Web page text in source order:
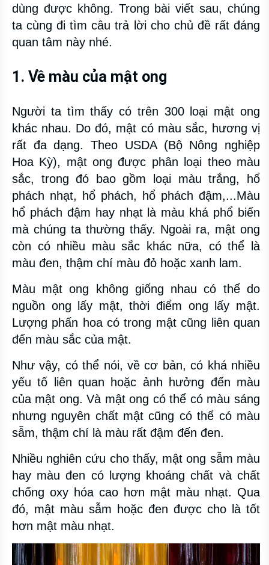
dùng được không. Trong bài viết sau, chúng
ta cùng đi tìm câu trả lời cho chủ đề rất đáng
quan tâm này nhé.
1. Về màu của mật ong
Người ta tìm thấy có trên 300 loại mật ong
khác nhau. Do đó, mật có màu sắc, hương vị
rất đa dạng. Theo USDA (Bộ Nông nghiệp
Hoa Kỳ), mật ong được phân loại theo màu
sắc, trong đó bao gồm loại màu trắng, hổ
phách nhạt, hổ phách, hổ phách đậm,...Màu
hổ phách đậm hay nhạt là màu khá phổ biến
mà chúng ta thường thấy. Ngoài ra, mật ong
còn có nhiều màu sắc khác nữa, có thể là
màu đen, thậm chí màu đỏ hoặc xanh lam.
Màu mật ong không giống nhau có thể do
nguồn ong lấy mật, thời điểm ong lấy mật.
Lượng phấn hoa có trong mật cũng liên quan
đến màu sắc của mật.
Như vậy, có thể nói, về cơ bản, có khá nhiều
yếu tố liên quan hoặc ảnh hưởng đến màu
của mật ong. Và mật ong có thể có màu sáng
nhưng nguyên chất mật cũng có thể có màu
sẫm, thậm chí là màu rất đậm đến đen.
Nhiều nghiên cứu cho thấy, mật ong sẫm màu
hay màu đen có lượng khoáng chất và chất
chống oxy hóa cao hơn mật màu nhạt. Qua
đó, mật màu sẫm hoặc đen được cho là tốt
hơn mật màu nhạt.